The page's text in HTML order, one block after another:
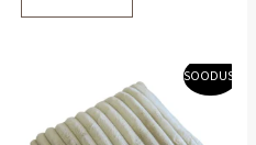
SOODUS!
oli:
13,20 €.
hind
on:
11,88 €.